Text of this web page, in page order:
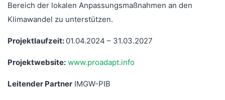
Bereich der lokalen Anpassungsmaßnahmen an den
Klimawandel zu unterstützen.
Projektlaufzeit: 01.04.2024 – 31.03.2027
Projektwebsite: www.proadapt.info
Leitender Partner IMGW-PIB